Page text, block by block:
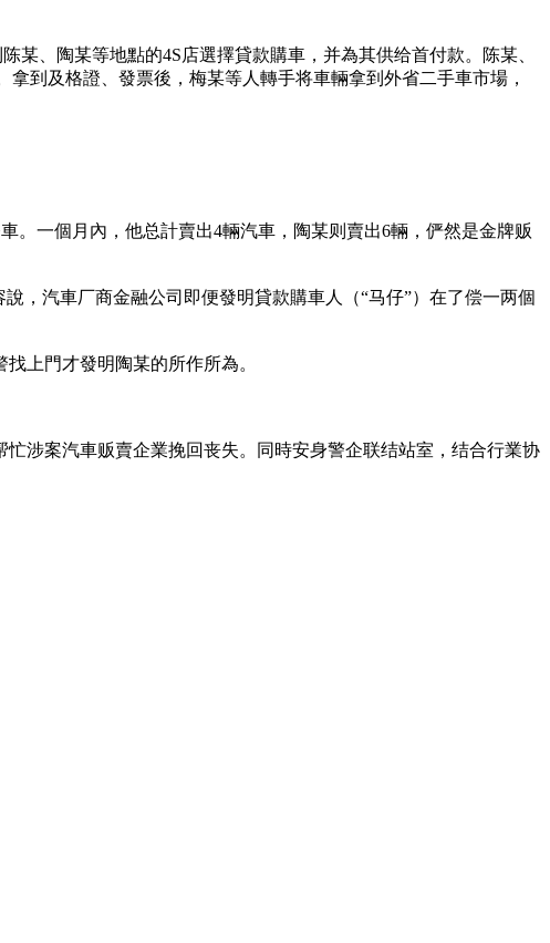
某、陶某等地點的4S店選擇貸款購車，并為其供给首付款。陈某、
到及格證、發票後，梅某等人轉手将車輛拿到外省二手車市場，
一個月內，他总計賣出4輛汽車，陶某则賣出6輛，俨然是金牌贩
，汽車厂商金融公司即便發明貸款購車人（“马仔”）在了偿一两個
上門才發明陶某的所作所為。
涉案汽車贩賣企業挽回丧失。同時安身警企联结站室，结合行業协